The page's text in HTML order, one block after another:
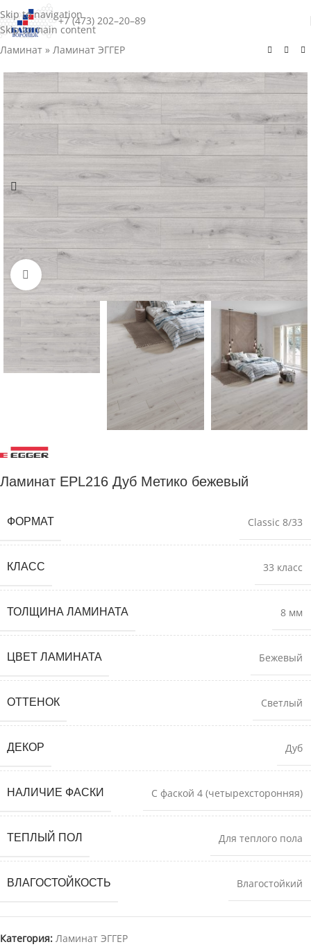
Skip to navigation
Skip to main content
+7 (473) 202–20–89
Ламинат » Ламинат ЭГГЕР
Нажмите для увеличения
Ламинат EPL216 Дуб Метико бежевый
ФОРМАТ Classic 8/33
КЛАСС 33 класс
ТОЛЩИНА ЛАМИНАТА 8 мм
ЦВЕТ ЛАМИНАТА Бежевый
ОТТЕНОК Светлый
ДЕКОР Дуб
НАЛИЧИЕ ФАСКИ С фаской 4 (четырехсторонняя)
ТЕПЛЫЙ ПОЛ Для теплого пола
ВЛАГОСТОЙКОСТЬ Влагостойкий
Категория: Ламинат ЭГГЕР